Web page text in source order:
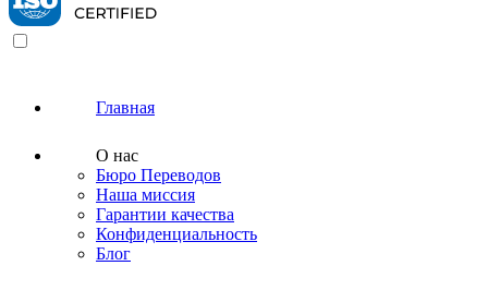
Главная
О нас
Бюро Переводов
Наша миссия
Гарантии качества
Конфиденциальность
Блог